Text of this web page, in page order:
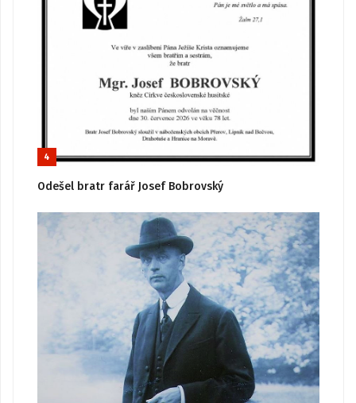
4
Odešel bratr farář Josef Bobrovský